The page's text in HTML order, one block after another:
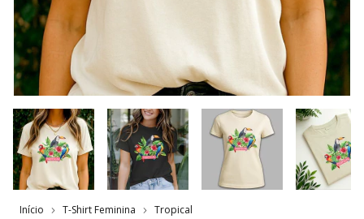
Início T-Shirt Feminina Tropical